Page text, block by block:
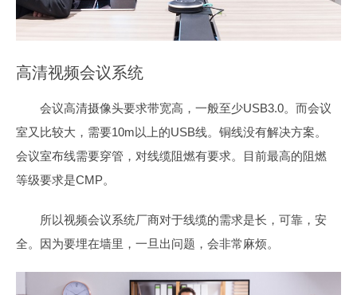
高清视频会议系统
会议高清摄像头要求带宽高，一般至少USB3.0。而会议
室又比较大，需要10m以上的USB线。铜线没有解决方案。
会议室布线需要穿管，对线缆阻燃有要求。目前最高的阻燃
等级要求是CMP。
所以视频会议系统厂商对于线缆的需求是长，可靠，安
全。因为要埋在墙里，一旦出问题，会非常麻烦。